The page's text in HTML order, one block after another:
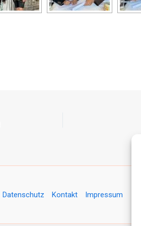
Datenschutz Kontakt Impressum